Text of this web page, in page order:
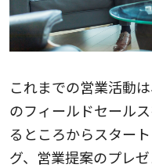
これまでの営業活動
のフィールドセール
るところからスター
グ、営業提案のプレ